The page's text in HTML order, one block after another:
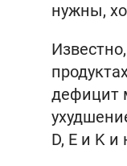
нужны,
дефицит
D, E и K